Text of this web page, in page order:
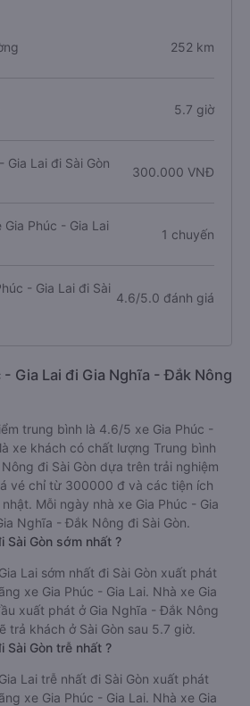
252 km
5.7 giờ
Gia Lai đi Sài Gòn
300.000 VNĐ
Phúc - Gia Lai
1 chuyến
- Gia Lai đi Sài
4.6/5.0 đánh giá
- Gia Lai đi Gia Nghĩa - Đắk Nông
trung bình là 4.6/5 xe Gia Phúc -
xe khách có chất lượng Trung bình
đi Sài Gòn dựa trên trải nghiệm
vé chỉ từ 300000 đ và các tiện ích
Mỗi ngày nhà xe Gia Phúc - Gia
Nghĩa - Đắk Nông đi Sài Gòn.
Sài Gòn sớm nhất ?
Lai sớm nhất đi Sài Gòn xuất phát
xe Gia Phúc - Gia Lai. Nhà xe Gia
xuất phát ở Gia Nghĩa - Đắk Nông
trả khách ở Sài Gòn sau 5.7 giờ.
Sài Gòn trễ nhất ?
Lai trễ nhất đi Sài Gòn xuất phát
xe Gia Phúc - Gia Lai. Nhà xe Gia